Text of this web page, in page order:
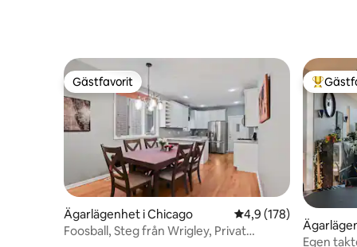
Gästfavorit
Gästfavorit
Ägarlägenhet i Chicago 4,9 av 5 i
4,9 (178)
Foosball, Steg från Wrigley, Privat
Egen